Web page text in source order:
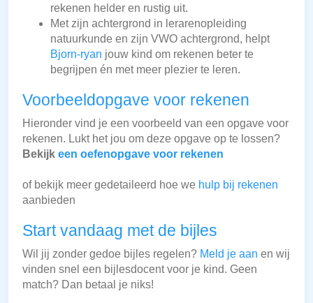
rekenen helder en rustig uit.
Met zijn achtergrond in lerarenopleiding
natuurkunde en zijn VWO achtergrond, helpt
Bjorn-ryan jouw kind om rekenen beter te
begrijpen én met meer plezier te leren.
Voorbeeldopgave voor rekenen
Hieronder vind je een voorbeeld van een opgave voor
rekenen. Lukt het jou om deze opgave op te lossen?
Bekijk een oefenopgave voor rekenen
of bekijk meer gedetaileerd hoe we hulp bij rekenen
aanbieden
Start vandaag met de bijles
Wil jij zonder gedoe bijles regelen? Meld je aan en wij
vinden snel een bijlesdocent voor je kind. Geen
match? Dan betaal je niks!